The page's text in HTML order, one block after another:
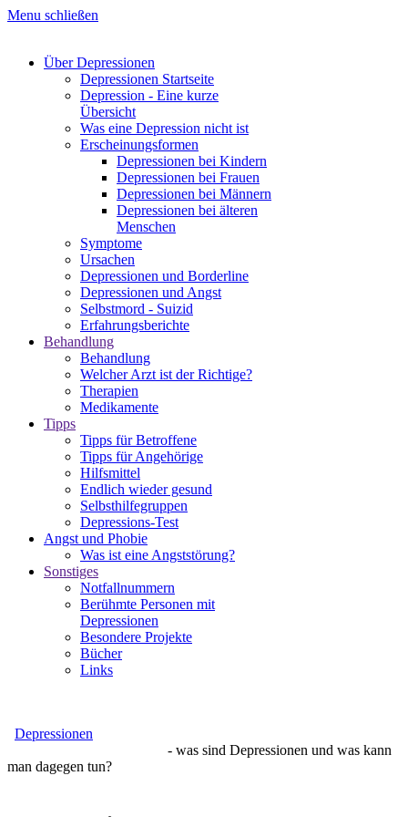
Menu schließen
Über Depressionen
Depressionen Startseite
Depression - Eine kurze
Übersicht
Was eine Depression nicht ist
Erscheinungsformen
Depressionen bei Kindern
Depressionen bei Frauen
Depressionen bei Männern
Depressionen bei älteren
Menschen
Symptome
Ursachen
Depressionen und Borderline
Depressionen und Angst
Selbstmord - Suizid
Erfahrungsberichte
Behandlung
Behandlung
Welcher Arzt ist der Richtige?
Therapien
Medikamente
Tipps
Tipps für Betroffene
Tipps für Angehörige
Hilfsmittel
Endlich wieder gesund
Selbsthilfegruppen
Depressions-Test
Angst und Phobie
Was ist eine Angststörung?
Sonstiges
Notfallnummern
Berühmte Personen mit
Depressionen
Besondere Projekte
Bücher
Links
Depressionen
- was sind Depressionen und was kann
man dagegen tun?